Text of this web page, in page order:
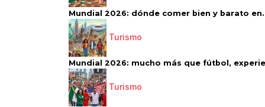
Mundial 2026: dónde comer bien y barato
Turismo
Mundial 2026: mucho más que fútbol,
Turismo